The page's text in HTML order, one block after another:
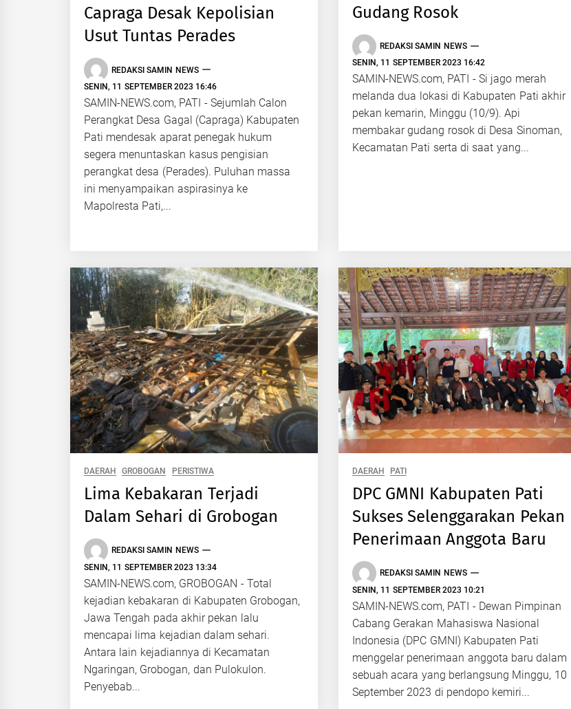
Capraga Desak Kepolisian
Usut Tuntas Perades
REDAKSI SAMIN NEWS
SENIN, 11 SEPTEMBER 2023 16:46
SAMIN-NEWS.com, PATI - Sejumlah Calon
Perangkat Desa Gagal (Capraga) Kabupaten
Pati mendesak aparat penegak hukum
segera menuntaskan kasus pengisian
perangkat desa (Perades). Puluhan massa
ini menyampaikan aspirasinya ke
Mapolresta Pati,...
Gudang Rosok
REDAKSI SAMIN NEWS
SENIN, 11 SEPTEMBER 2023 16:42
SAMIN-NEWS.com, PATI - Si jago merah
melanda dua lokasi di Kabupaten Pati akhir
pekan kemarin, Minggu (10/9). Api
membakar gudang rosok di Desa Sinoman,
Kecamatan Pati serta di saat yang...
DAERAH GROBOGAN PERISTIWA
Lima Kebakaran Terjadi
Dalam Sehari di Grobogan
REDAKSI SAMIN NEWS
SENIN, 11 SEPTEMBER 2023 13:34
SAMIN-NEWS.com, GROBOGAN - Total
kejadian kebakaran di Kabupaten Grobogan,
Jawa Tengah pada akhir pekan lalu
mencapai lima kejadian dalam sehari.
Antara lain kejadiannya di Kecamatan
Ngaringan, Grobogan, dan Pulokulon.
Penyebab...
DAERAH PATI
DPC GMNI Kabupaten Pati
Sukses Selenggarakan Pekan
Penerimaan Anggota Baru
REDAKSI SAMIN NEWS
SENIN, 11 SEPTEMBER 2023 10:21
SAMIN-NEWS.com, PATI - Dewan Pimpinan
Cabang Gerakan Mahasiswa Nasional
Indonesia (DPC GMNI) Kabupaten Pati
menggelar penerimaan anggota baru dalam
sebuah acara yang berlangsung Minggu, 10
September 2023 di pendopo kemiri...